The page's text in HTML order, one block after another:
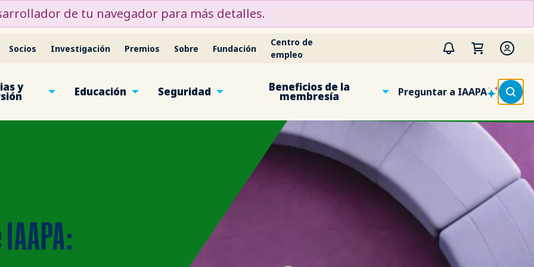
de tu navegador para más detalles.
Socios Investigación Premios Sobre Fundación
Centro de
empleo
y Educación Seguridad Beneficios de la
membresía Preguntar a IAAPA